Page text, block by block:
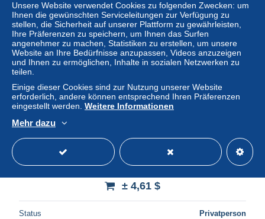
1978 ESPERANTO 1v.-MNH Sheet ( 4 x 5 ) BULGARIA /
Bulgarie
± 4,61 $
Status Privatperson
Unsere Website verwendet Cookies zu folgenden Zwecken: um
Ihnen die gewünschten Serviceleitungen zur Verfügung zu
stellen, die Sicherheit auf unserer Plattform zu gewährleisten,
Ihre Präferenzen zu speichern, um Ihnen das Surfen
angenehmer zu machen, Statistiken zu erstellen, um unsere
Website an Ihre Bedürfnisse anzupassen, Videos anzuzeigen
und Ihnen zu ermöglichen, Inhalte in sozialen Netzwerken zu
teilen.
Einige dieser Cookies sind zur Nutzung unserer Website
erforderlich, andere können entsprechend Ihren Präferenzen
eingestellt werden. Weitere Informationen
Mehr dazu